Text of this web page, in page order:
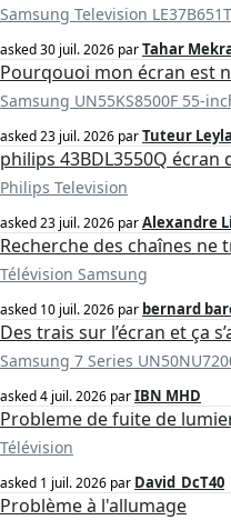
Samsung Television
asked30 juil. 2026 parTahar
Pourqouoi mon écran est
Samsung UN55KS8500F 55-
asked23 juil. 2026 parTuteur
philips 43BDL3550Q
Philips Television
asked23 juil. 2026 parAlexandre
Recherche des chaînes ne
Télévision Samsung
asked 10 juil. 2026 par bernard
Des trais sur l’écran et ça
Samsung 7 Series
asked4 juil. 2026 parIBN MHD
Probleme de fuite de
Télévision
asked 1 juil. 2026 par David_DcT40
Problème à l'allumage